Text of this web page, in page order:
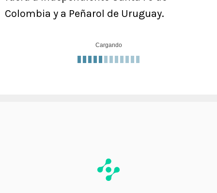
Colombia y a Peñarol de Uruguay.
Cargando